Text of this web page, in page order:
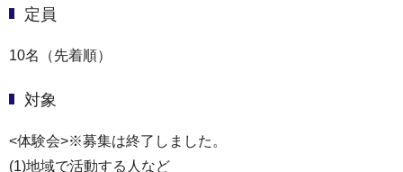
定員
10名（先着順）
対象
<体験会>※募集は終了しました。
(1)地域で活動する人など